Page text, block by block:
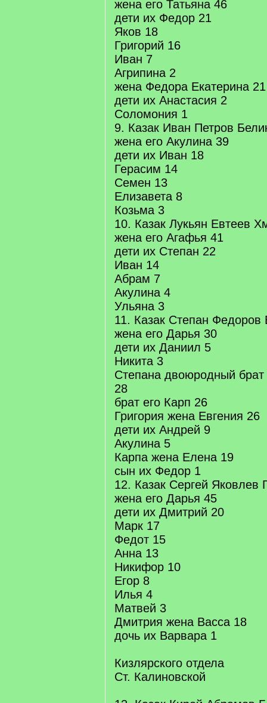
жена его Татьяна 46
дети их Федор 21
Яков 18
Григорий 16
Иван 7
Агрипина 2
жена Федора Екатерина 21
дети их Анастасия 2
Соломония 1
9. Казак Иван Петров
жена его Акулина 39
дети их Иван 18
Герасим 14
Семен 13
Елизавета 8
Козьма 3
10. Казак Лукьян Евтеев
жена его Агафья 41
дети их Степан 22
Иван 14
Абрам 7
Акулина 4
Ульяна 3
11. Казак Степан Федоров
жена его Дарья 30
дети их Даниил 5
Никита 3
Степана двоюродный брат
28
брат его Карп 26
Григория жена Евгения 26
дети их Андрей 9
Акулина 5
Карпа жена Елена 19
сын их Федор 1
12. Казак Сергей Яковлев
жена его Дарья 45
дети их Дмитрий 20
Марк 17
Федот 15
Анна 13
Никифор 10
Егор 8
Илья 4
Матвей 3
Дмитрия жена Васса 18
дочь их Варвара 1
Кизлярского отдела
Ст. Калиновской